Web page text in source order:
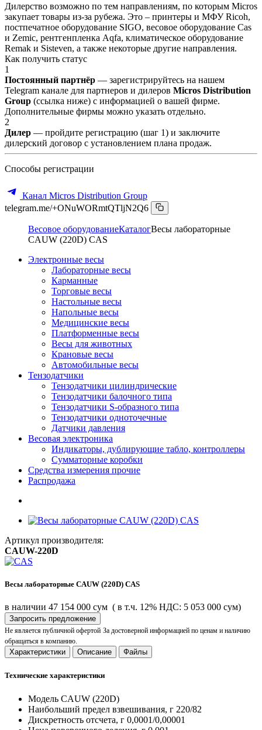
Дилерство возможно по тем направлениям, по которым Micros
закупает товары из-за рубежа. Это – принтеры и МФУ Ricoh,
постпечатное оборудование SIGO, весовое оборудование Cas
и Zemic, рентгенпленка Aqfa, климатическое оборудование
Remak и Sisteven, а также некоторые другие направления.
Как получить статус
1
Постоянный партнёр — зарегистрируйтесь на нашем
Telegram канале для партнеров и дилеров Micros Distribution
Group (ссылка ниже) с информацией о вашей фирме.
Дополнительные фирмы можно указать отдельно.
2
Дилер — пройдите регистрацию (шаг 1) и заключите
дилерский договор с установлением плана продаж.
Способы регистрации
Канал Micros Distribution Group
telegram.me/+ONuWORmtQTljN2Q6
Весовое оборудованиеКаталогВесы лабораторные
CAUW (220D) CAS
Электронные весы
Лабораторные весы
Карманные
Торговые весы
Настольные весы
Напольные весы
Медицинские весы
Платформенные весы
Весы для животных
Крановые весы
Автомобильные весы
Тензодатчики
Тензодатчики цилиндрические
Тензодатчики балочного типа
Тензодатчики S-образного типа
Тензодатчики одноточечные
Датчики давления
Весовая электроника
Индикаторы, дублирующие табло, контроллеры
Сумматорные коробки
Средства измерения прочие
Распродажа
Артикул производителя:
CAUW-220D
Весы лабораторные CAUW (220D) CAS
в наличии 47 154 000 сум ( в т.ч. 12% НДС: 5 053 000 сум)
Запросить предложение
Не является публичной офертой За достоверной информацией по ценам и наличию
обращаться в компанию.
Характеристики Описание Файлы
Технические характеристики
Модель CAUW (220D)
Наибольший предел взвешивания, г 220/82
Дискретность отсчета, г 0,0001/0,00001